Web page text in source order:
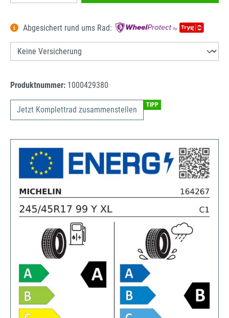
Abgesichert rund ums Rad:
Produktnummer: 1000429380
Jetzt Komplettrad zusammenstellen TIPP